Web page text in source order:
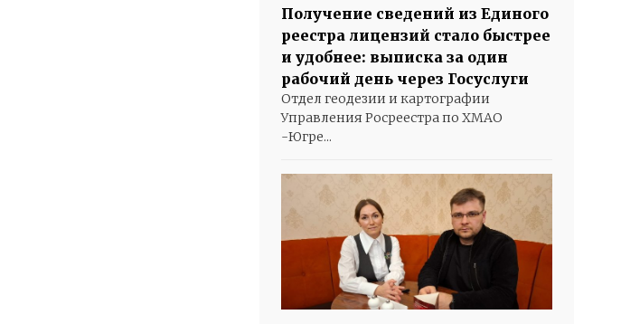
Получение сведений из Единого
реестра лицензий стало быстрее
и удобнее: выписка за один
рабочий день через Госуслуги
Отдел геодезии и картографии
Управления Росреестра по ХМАО
-Югре...